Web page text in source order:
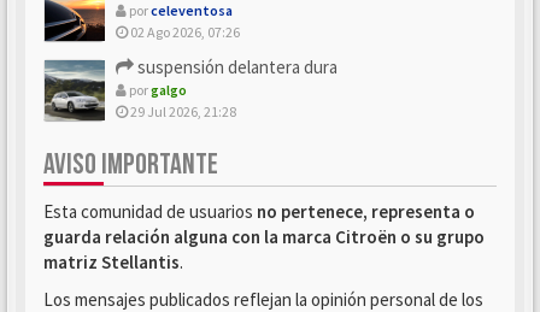
porceleventosa
02 Ago 2026, 07:26
suspensión delantera dura
porgalgo
29 Jul 2026, 21:28
AVISO IMPORTANTE
Esta comunidad de usuarios no pertenece, representa o
guarda relación alguna con la marca Citroën o su grupo
matriz Stellantis.
Los mensajes publicados reflejan la opinión personal de los